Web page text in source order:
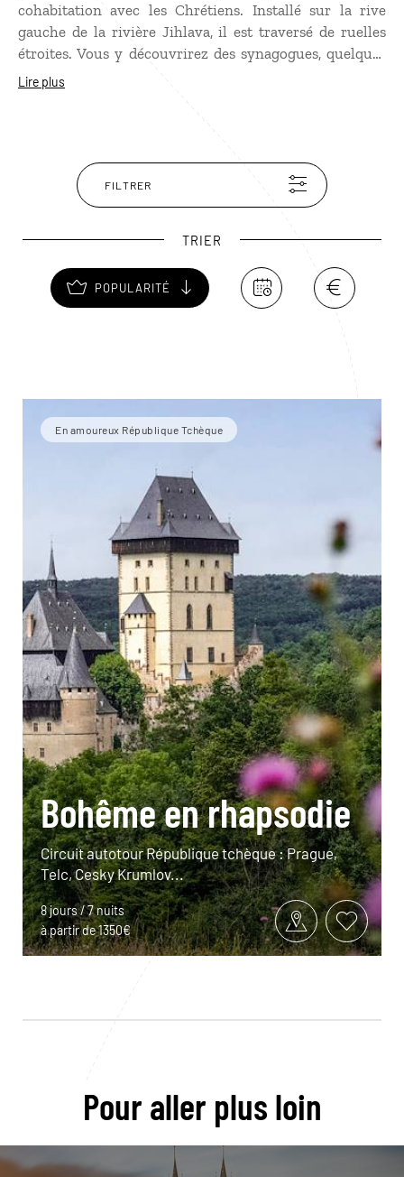
cohabitation avec les Chrétiens. Installé sur la rive
gauche de la rivière Jihlava, il est traversé de ruelles
étroites. Vous y découvrirez des synagogues, quelques
monuments et l’un des plus grands cimetières juifs
trouve la basilique Saint-Procope, réputée pour son
magnifique portail Roman et ses fresques gothiques, les
plus anciennes de Moravie.
Lire plus
FILTRER
TRIER
POPULARITÉ
En amoureux République Tchèque
Bohême en rhapsodie
Circuit autotour République tchèque : Prague,
Telc, Cesky Krumlov...
8 jours / 7 nuits
à partir de 1350€
Pour aller plus loin